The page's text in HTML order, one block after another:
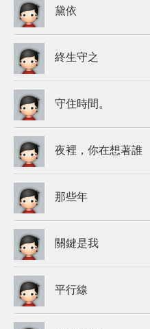
黛依
終生守之
守住時間。
夜裡，你在想著誰
那些年
關鍵是我
平行線